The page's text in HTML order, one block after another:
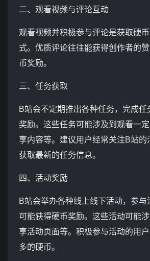
二、观看视频与评论互动
观看视频并积极参与评论是获取硬
式。优质评论往往能获得创作者的
币奖励。
三、任务获取
B站会不定期推出各种任务，完成任
奖励。这些任务可能涉及到观看一
享内容等。建议用户经常关注B站的
获取最新的任务信息。
四、活动奖励
B站会举办各种线上线下活动，参与
可能获得硬币奖励。这些活动可能
享活动页面等。积极参与活动的用
多的硬币。